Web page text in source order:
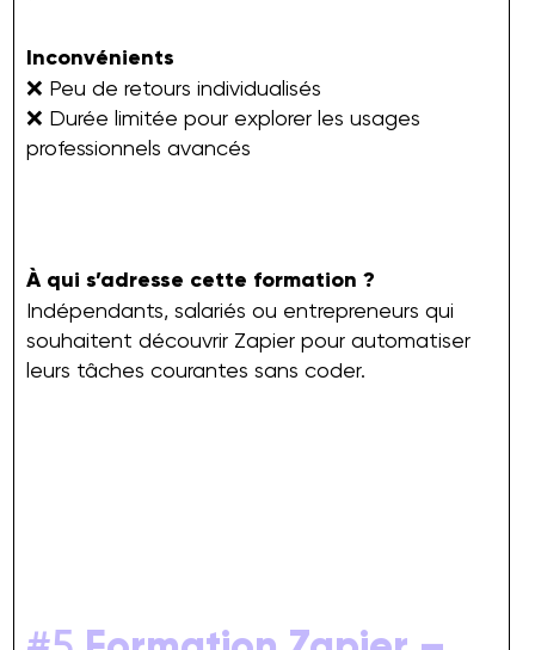
Inconvénients
❌ Peu de retours individualisés
❌ Durée limitée pour explorer les usages
professionnels avancés
À qui s’adresse cette formation ?
Indépendants, salariés ou entrepreneurs qui
souhaitent découvrir Zapier pour automatiser
leurs tâches courantes sans coder.